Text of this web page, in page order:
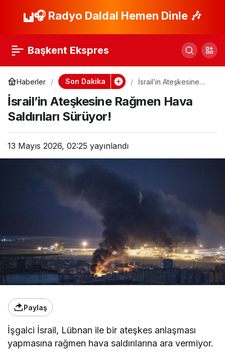
🎧 Radyo Daldal Hemen Dinle 🎶
Başkent Ekspres
Haberler Son Dakika
İsrail’in Ateşkesine
Saldırıları Sürüyor!
İsrail’in Ateşkesine Rağmen Hava
Saldırıları Sürüyor!
13 Mayıs 2026, 02:25 yayınlandı
Paylaş
İşgalci İsrail, Lübnan ile bir ateşkes anlaşması
yapmasına rağmen hava saldırılarına ara vermiyor.
Eurovision’da İsrail
Yarattı!
Paylaş